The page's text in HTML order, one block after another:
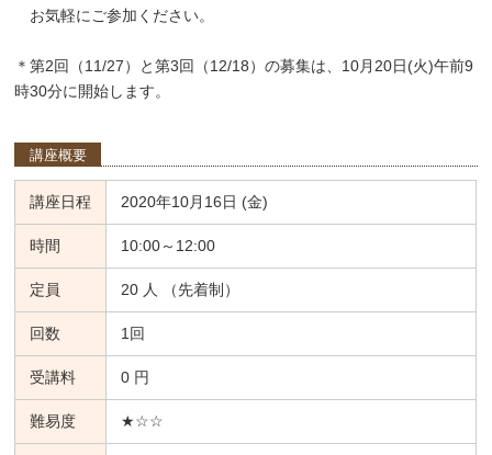
お気軽にご参加ください。
＊第2回（11/27）と第3回（12/18）の募集は、10月20日(火)午前9
時30分に開始します。
講座概要
講座日程 2020年10月16日 (金)
時間 10:00～12:00
定員 20 人 （先着制）
回数 1回
受講料 0 円
難易度 ★☆☆